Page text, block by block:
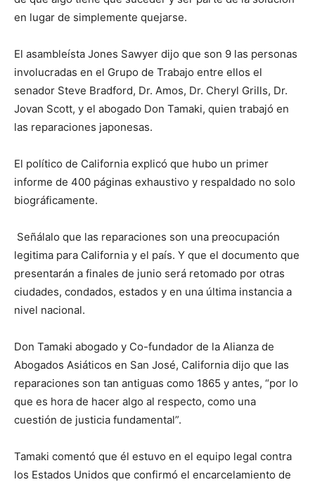
en lugar de simplemente quejarse.
El asambleísta Jones Sawyer dijo que son 9 las personas
involucradas en el Grupo de Trabajo entre ellos el
senador Steve Bradford, Dr. Amos, Dr. Cheryl Grills, Dr.
Jovan Scott, y el abogado Don Tamaki, quien trabajó en
las reparaciones japonesas.
El político de California explicó que hubo un primer
informe de 400 páginas exhaustivo y respaldado no solo
biográficamente.
Señálalo que las reparaciones son una preocupación
legitima para California y el país. Y que el documento que
presentarán a finales de junio será retomado por otras
ciudades, condados, estados y en una última instancia a
nivel nacional.
Don Tamaki abogado y Co-fundador de la Alianza de
Abogados Asiáticos en San José, California dijo que las
reparaciones son tan antiguas como 1865 y antes, “por lo
que es hora de hacer algo al respecto, como una
cuestión de justicia fundamental”.
Tamaki comentó que él estuvo en el equipo legal contra
los Estados Unidos que confirmó el encarcelamiento de